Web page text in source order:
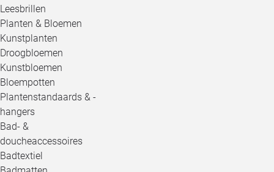
Leesbrillen
Planten & Bloemen
Kunstplanten
Droogbloemen
Kunstbloemen
Bloempotten
Plantenstandaards & -
hangers
Bad- &
doucheaccessoires
Badtextiel